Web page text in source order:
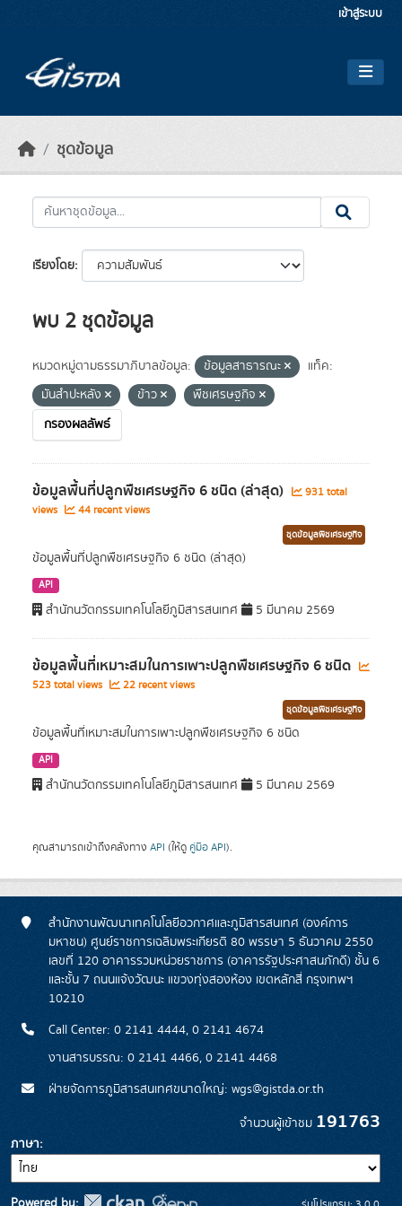
เข้าสู่ระบบ
ชุดข้อมูล
เรียงโดย
พบ 2 ชุดข้อมูล
หมวดหมู่ตามธรรมาภิบาลข้อมูล: ข้อมูลสาธารณะ
แท็ค:
มันสำปะหลัง
ข้าว
พืชเศรษฐกิจ
กรองผลลัพธ์
ข้อมูลพื้นที่ปลูกพืชเศรษฐกิจ 6 ชนิด (ล่าสุด)
931 total
views
44 recent views
ชุดข้อมูลพืชเศรษฐกิจ
ข้อมูลพื้นที่ปลูกพืชเศรษฐกิจ 6 ชนิด (ล่าสุด)
API
สำนักนวัตกรรมเทคโนโลยีภูมิสารสนเทศ 5 มีนาคม 2569
ข้อมูลพื้นที่เหมาะสมในการเพาะปลูกพืชเศรษฐกิจ 6 ชนิด
523 total views 22 recent views
ชุดข้อมูลพืชเศรษฐกิจ
ข้อมูลพื้นที่เหมาะสมในการเพาะปลูกพืชเศรษฐกิจ 6 ชนิด
API
สำนักนวัตกรรมเทคโนโลยีภูมิสารสนเทศ 5 มีนาคม 2569
คุณสามารถเข้าถึงคลังทาง API (ให้ดู คู่มือ API).
สำนักงานพัฒนาเทคโนโลยีอวกาศและภูมิสารสนเทศ (องค์การ
มหาชน) ศูนย์ราชการเฉลิมพระเกียรติ 80 พรรษา 5 ธันวาคม 2550
เลขที่ 120 อาคารรวมหน่วยราชการ (อาคารรัฐประศาสนภักดี) ชั้น 6
และชั้น 7 ถนนแจ้งวัฒนะ แขวงทุ่งสองห้อง เขตหลักสี่ กรุงเทพฯ
10210
Call Center: 0 2141 4444, 0 2141 4674
งานสารบรรณ: 0 2141 4466, 0 2141 4468
ฝ่ายจัดการภูมิสารสนเทศขนาดใหญ่: wgs@gistda.or.th
จำนวนผู้เข้าชม 191763
ภาษา